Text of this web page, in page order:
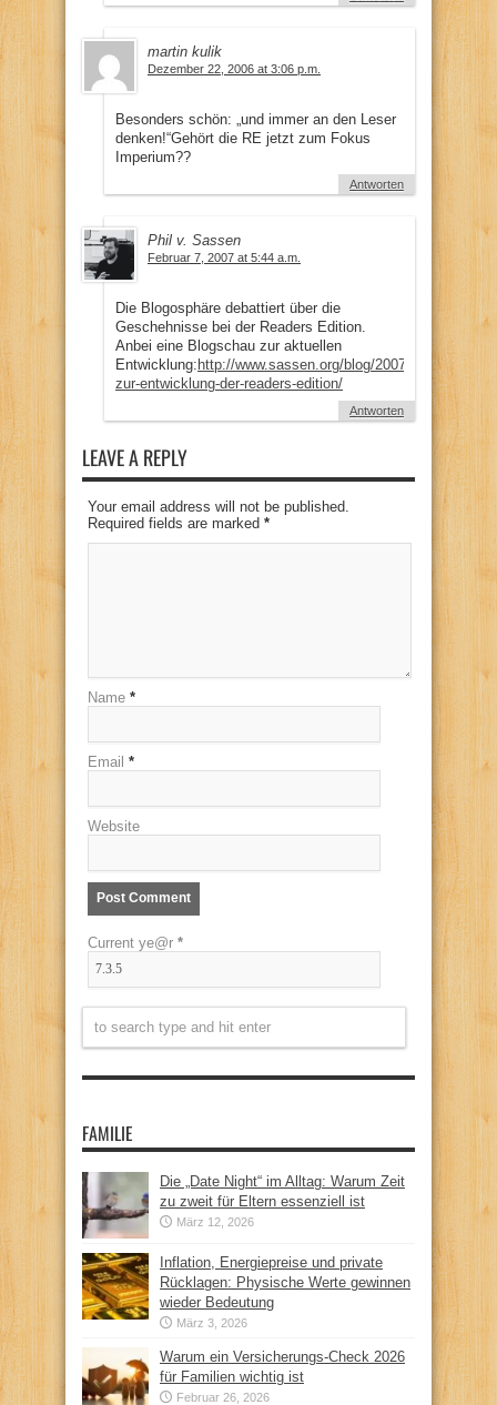
martin kulik
Dezember 22, 2006 at 3:06 p.m.
Besonders schön: „und immer an den Leser
denken!“Gehört die RE jetzt zum Fokus
Imperium??
Antworten
Phil v. Sassen
Februar 7, 2007 at 5:44 a.m.
Die Blogosphäre debattiert über die
Geschehnisse bei der Readers Edition.
Anbei eine Blogschau zur aktuellen
Entwicklung:http://www.sassen.org/blog/2007/01/31/
zur-entwicklung-der-readers-edition/
Antworten
LEAVE A REPLY
Your email address will not be published.
Required fields are marked *
Name *
Email *
Website
Current ye@r *
FAMILIE
Die „Date Night“ im Alltag: Warum Zeit
zu zweit für Eltern essenziell ist
März 12, 2026
Inflation, Energiepreise und private
Rücklagen: Physische Werte gewinnen
wieder Bedeutung
März 3, 2026
Warum ein Versicherungs-Check 2026
für Familien wichtig ist
Februar 26, 2026